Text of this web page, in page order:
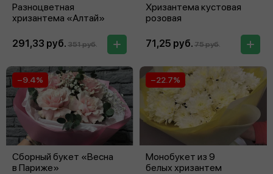
Разноцветная
хризантема «Алтай»
291,33 руб. 351 руб.
Хризантема кустовая
розовая
71,25 руб. 75 руб.
Сборный букет «Весна
в Париже»
−9.4%
Монобукет из 9
белых хризантем
−22.7%